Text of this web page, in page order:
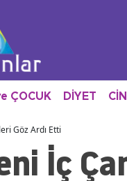
ÇOCUK DİYET
Göz Ardı Etti
İç